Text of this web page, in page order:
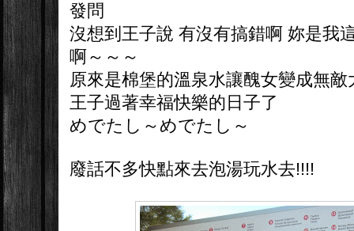
發問
沒想到王子說 有沒有搞錯啊 妳是我
啊～～～
原來是棉堡的溫泉水讓醜女變成無
王子過著幸福快樂的日子了
めでたし～めでたし～
廢話不多快點來去泡湯玩水去!!!!